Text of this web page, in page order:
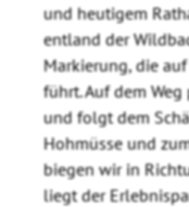
und heutigem
entland der
Markierung, die
führt. Auf dem
und folgt dem
Hohmüsse und
biegen wir in
liegt der